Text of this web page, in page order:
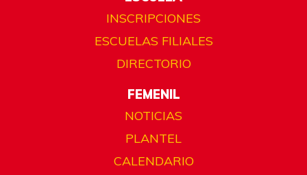
INSCRIPCIONES
ESCUELAS FILIALES
DIRECTORIO
FEMENIL
NOTICIAS
PLANTEL
CALENDARIO